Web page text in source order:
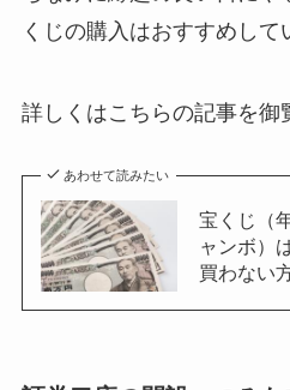
くじの購入はおすすめして
詳しくはこちらの記事を御
あわせて読みたい
宝くじ（
ャンボ）
買わない